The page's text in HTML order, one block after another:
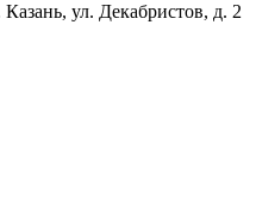
ул. Декабристов, д. 2